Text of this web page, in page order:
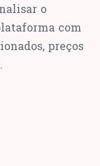
o
com
preços